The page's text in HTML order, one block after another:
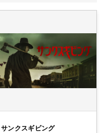
サンクスギビング